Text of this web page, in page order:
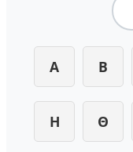
Α Β
Η Θ